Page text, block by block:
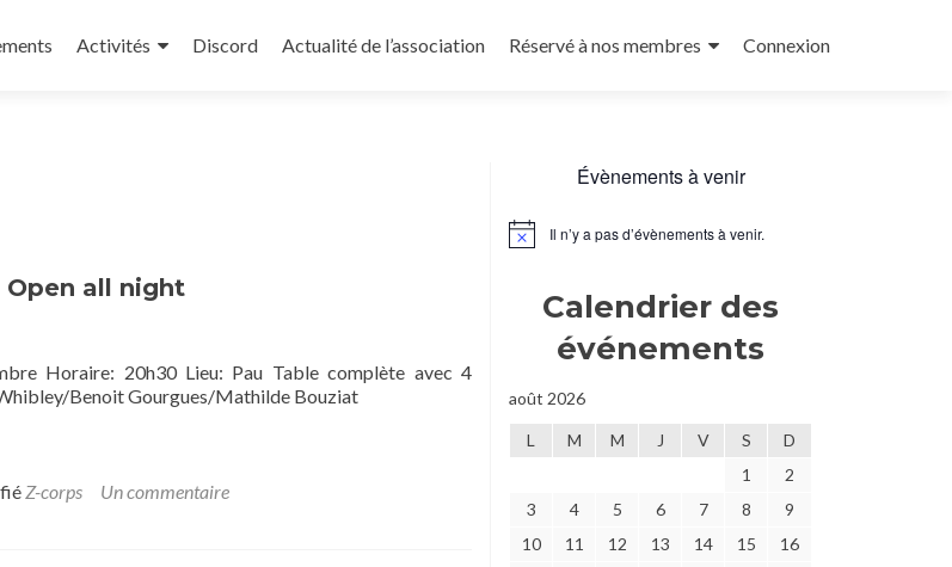
Activités Discord Actualité de l’association Réservé à nos membres Connexion
all night
Horaire: 20h30 Lieu: Pau Table complète avec 4
Benoit Gourgues/Mathilde Bouziat
Z-corps Un commentaire
Évènements à venir
Notice Il n’y a pas d’évènements à venir.
Calendrier des
événements
août 2026
L M M J V S
D
1
2
3
4 5 6 7 8
9
10
11 12 13 14 15
16